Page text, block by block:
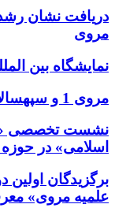
دریافت نشان
مروی
نمایشگاه بین
مروی 1 و سپهسالار
نشست تخصصی
اسلامی» در
برگزیدگان
علمیه مروی»